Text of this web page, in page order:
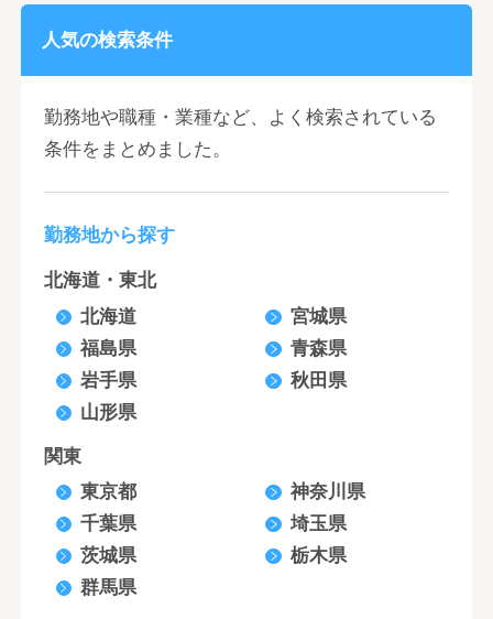
人気の検索条件
勤務地や職種・業種など、よく検索されている
条件をまとめました。
勤務地から探す
北海道・東北
北海道
宮城県
福島県
青森県
岩手県
秋田県
山形県
関東
東京都
神奈川県
千葉県
埼玉県
茨城県
栃木県
群馬県